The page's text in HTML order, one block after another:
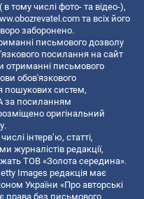
тому числі фото- та відео-),
та всіх його
заборонено.
письмового дозволу
посилання на сайт
отриманні письмового
обов'язкового
пошукових систем,
за посиланням
оригінальний
інтерв’ю, статті,
журналістів редакції,
ТОВ «Золота середина».
Images редакція має
України «Про авторські
права без письмового